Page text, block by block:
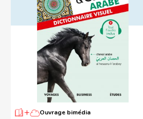
Ouvrage bimédia